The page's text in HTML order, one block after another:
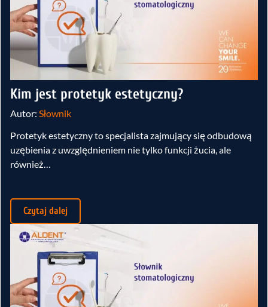
Kim jest protetyk estetyczny?
Autor: Słownik
Protetyk estetyczny to specjalista zajmujący się odbudową
uzębienia z uwzględnieniem nie tylko funkcji żucia, ale
również…
Czytaj dalej